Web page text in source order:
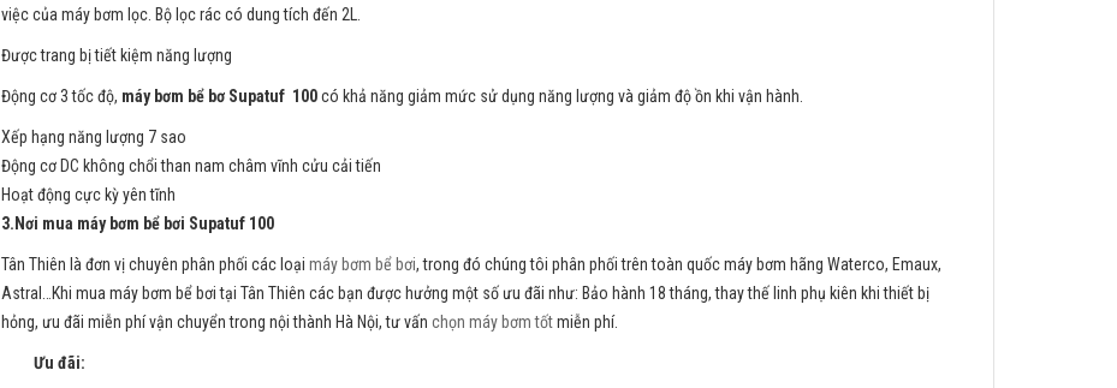
việc của máy bơm lọc. Bộ lọc rác có dung tích đến 2L.
Được trang bị tiết kiệm năng lượng
Động cơ 3 tốc độ, máy bơm bể bơ Supatuf 100có khả năng giảm mức sử dụng năng lượng và giảm độ ồn khi vận hành.
Xếp hạng năng lượng 7 sao
Động cơ DC không chổi than nam châm vĩnh cửu cải tiến
Hoạt động cực kỳ yên tĩnh
3.Nơi mua máy bơm bể bơi Supatuf 100
Tân Thiên là đơn vị chuyên phân phối các loại máy bơm bể bơi, trong đó chúng tôi phân phối trên toàn quốc máy bơm hãng Waterco, Emaux,
Astral…Khi mua máy bơm bể bơi tại Tân Thiên các bạn được hưởng một số ưu đãi như: Bảo hành 18 tháng, thay thế linh phụ kiên khi thiết bị
hỏng, ưu đãi miễn phí vận chuyển trong nội thành Hà Nội, tư vấn chọn máy bơm tốtmiễn phí.
Ưu đãi: